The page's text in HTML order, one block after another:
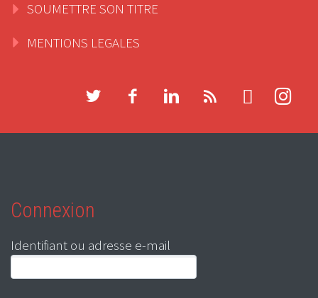
SOUMETTRE SON TITRE
MENTIONS LEGALES
Connexion
Identifiant ou adresse e-mail